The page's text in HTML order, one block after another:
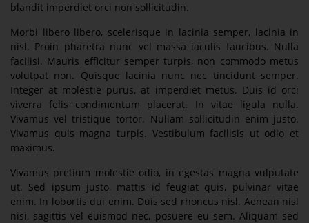
blandit imperdiet orci non sollicitudin.
Morbi libero libero, scelerisque in lacinia semper, lacinia in
nisl. Proin pharetra nunc vel massa iaculis faucibus. Nulla
facilisi. Mauris efficitur semper turpis, non commodo metus
volutpat non. Quisque lacinia nunc nec tincidunt semper.
Integer at molestie purus, at imperdiet metus. Duis id orci
viverra felis condimentum placerat. In vitae ligula nulla.
Vivamus vel tristique tortor. Nullam sollicitudin enim justo.
Vivamus quis magna turpis. Vestibulum facilisis ut odio et
maximus.
Vivamus pretium molestie odio, in egestas magna vulputate
ut. Sed ipsum justo, mattis id feugiat quis, pulvinar vitae
enim. In lobortis dui enim. Duis sed rhoncus nisl. Aenean nisl
nisi, sagittis vel euismod nec, posuere eu sem. Aliquam sed